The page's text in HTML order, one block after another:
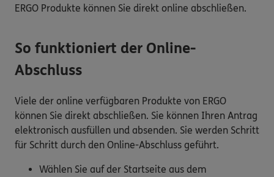
ERGO Produkte können Sie direkt online abschließen.
So funktioniert der Online-
Abschluss
Viele der online verfügbaren Produkte von ERGO
können Sie direkt abschließen. Sie können Ihren Antrag
elektronisch ausfüllen und absenden. Sie werden Schritt
für Schritt durch den Online-Abschluss geführt.
Wählen Sie auf der Startseite aus dem